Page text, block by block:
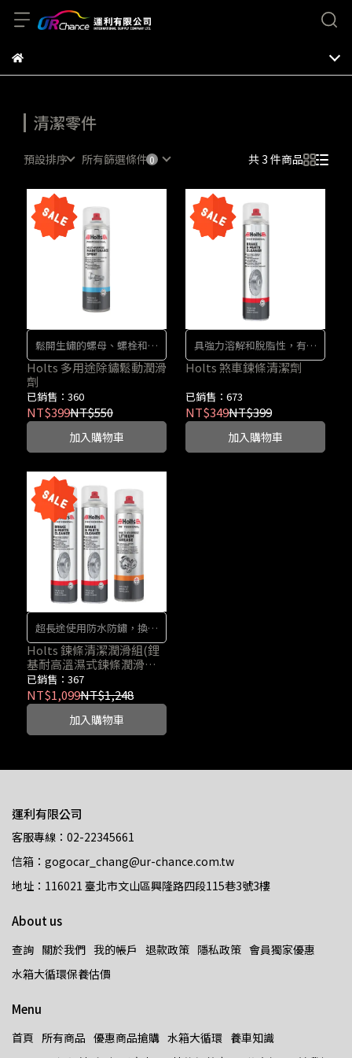
清潔零件
預設排序 所有篩選條件 共 3 件商品
鬆開生鏽的螺母、螺栓和鉸
鏈等，抹去鐵鏽痕跡，潤滑
Holts 多用途除鏽鬆動潤滑
劑
已銷售：360
NT$399NT$550
加入購物車
具強力溶解和脫脂性，有效
去除煞車皮屑、油垢、灰塵
Holts 煞車鍊條清潔劑
已銷售：673
NT$349NT$399
加入購物車
超長途使用防水防鏽，換檔
順暢附著強，雨天防水防
鏽，騎車鍊條不再吵
Holts 鍊條清潔潤滑組(鋰
基耐高溫濕式鍊條潤滑油
*1&煞車鍊條去污清潔劑
*2)
已銷售：367
NT$1,099NT$1,248
加入購物車
運利有限公司
客服專線：02-22345661
信箱：gogocar_chang@ur-chance.com.tw
地址：116021 臺北市文山區興隆路四段115巷3號3樓
About us
查詢 關於我們 我的帳戶 退款政策 隱私政策 會員獨家優惠
水箱大循環保養估價
Menu
首頁 所有商品 優惠商品搶購 水箱大循環 養車知識